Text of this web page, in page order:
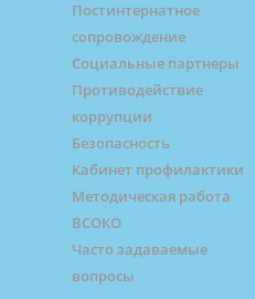
Постинтернатное
сопровождение
Социальные партнеры
Противодействие
коррупции
Безопасность
Кабинет профилактики
Методическая работа
ВСОКО
Часто задаваемые
вопросы